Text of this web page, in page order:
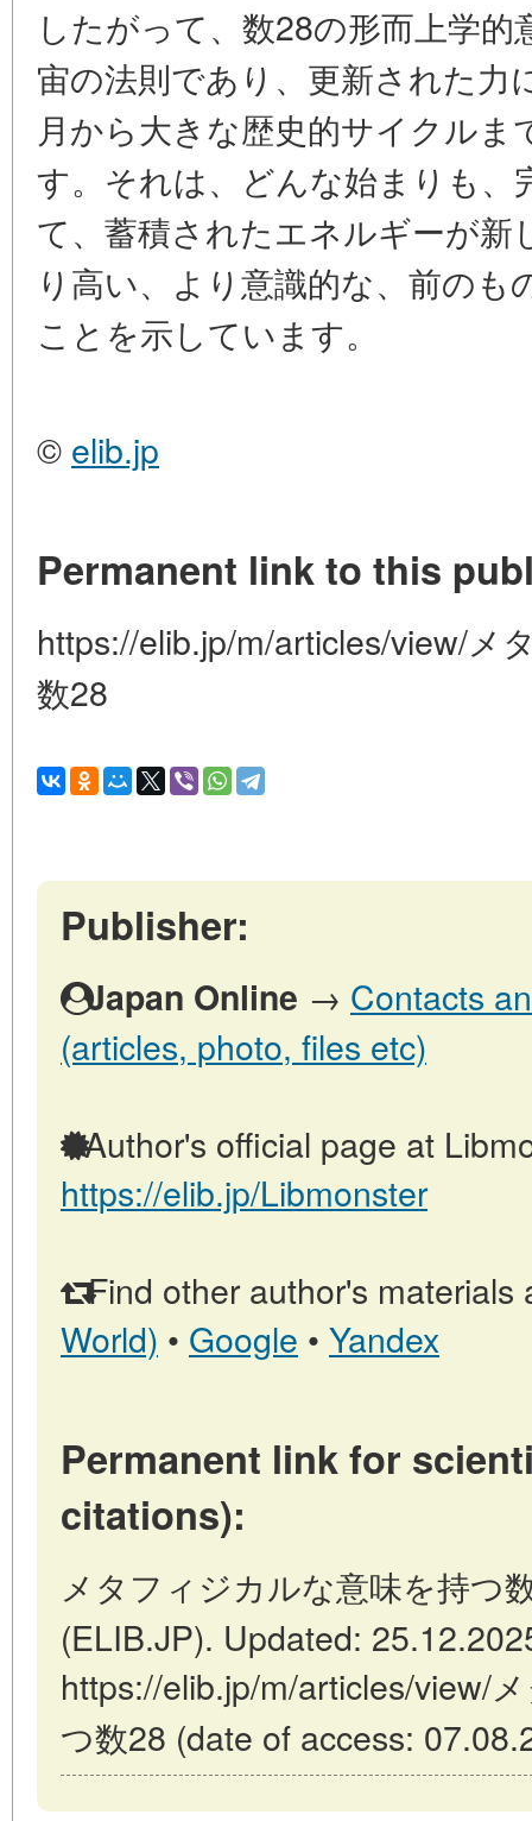
したがって、数28の形而上学
宙の法則であり、更新された力
月から大きな歴史的サイクル
す。それは、どんな始まりも、
て、蓄積されたエネルギーが
り高い、より意識的な、前の
ことを示しています。
© elib.jp
Permanent link to this
https://elib.jp/m/articles/view/メ
数28
Publisher:
Japan Online → Contacts
(articles, photo, files etc)
Author's official page at
https://elib.jp/Libmonster
Find other author's materials
World) • Google • Yandex
Permanent link for
citations):
メタフィジカルな意味を持つ
(ELIB.JP). Updated:
https://elib.jp/m/articles/view/
つ数28 (date of access: